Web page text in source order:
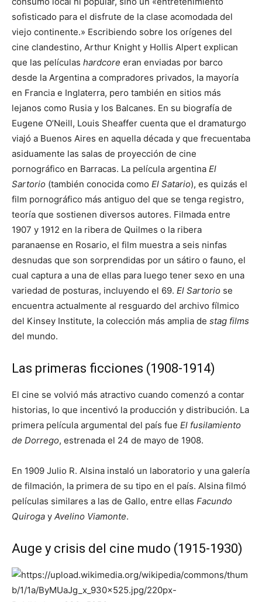
sofisticado para el disfrute de la clase acomodada del
viejo continente.»​ Escribiendo sobre los orígenes del
cine clandestino, Arthur Knight y Hollis Alpert explican
que las películas hardcore eran enviadas por barco
desde la Argentina a compradores privados, la mayoría
en Francia e Inglaterra, pero también en sitios más
lejanos como Rusia y los Balcanes.​ En su biografía de
Eugene O’Neill, Louis Sheaffer cuenta que el dramaturgo
viajó a Buenos Aires en aquella década y que frecuentaba
asiduamente las salas de proyección de cine
pornográfico en Barracas.​ La película argentina El
Sartorio (también conocida como El Satario), es quizás el
film pornográfico más antiguo del que se tenga registro,
teoría que sostienen diversos autores.​​ Filmada entre
1907 y 1912 en la ribera de Quilmes o la ribera
paranaense en Rosario,​ el film muestra a seis ninfas
desnudas que son sorprendidas por un sátiro o fauno, el
cual captura a una de ellas para luego tener sexo en una
variedad de posturas, incluyendo el 69.​​ El Sartorio se
encuentra actualmente al resguardo del archivo fílmico
del Kinsey Institute, la colección más amplia de stag films
del mundo.​​
Las primeras ficciones (1908-1914)
El cine se volvió más atractivo cuando comenzó a contar
historias, lo que incentivó la producción y distribución.​ La
primera película argumental del país fue El fusilamiento
de Dorrego, estrenada el 24 de mayo de 1908.​
En 1909 Julio R. Alsina instaló un laboratorio y una galería
de filmación, la primera de su tipo en el país.​ Alsina filmó
películas similares a las de Gallo, entre ellas Facundo
Quiroga y Avelino Viamonte.​
Auge y crisis del cine mudo (1915-1930)